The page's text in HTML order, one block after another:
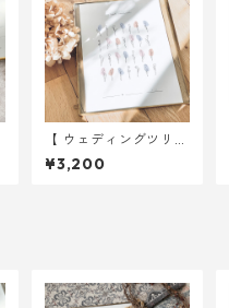
【 ウェディングツリー
】 チューリップ A4サ
イズ 用紙のみ ｜ 結婚
¥3,200